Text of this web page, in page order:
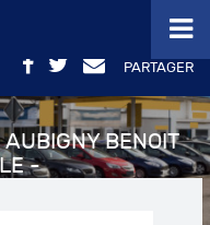
PARTAGER
AUBIGNY BENOIT
-